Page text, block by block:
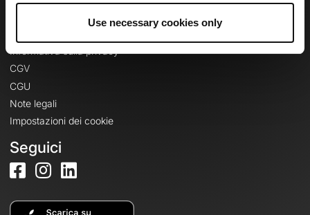
Use necessary cookies only
Informazioni legali
Informativa sulla privacy
CGV
CGU
Note legali
Impostazioni dei cookie
Seguici